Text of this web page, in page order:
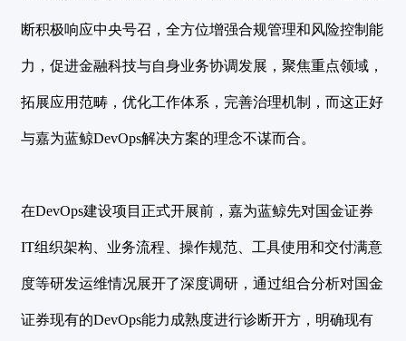
断积极响应中央号召，全方位增强合规管理和风险控制能
力，促进金融科技与自身业务协调发展，聚焦重点领域，
拓展应用范畴，优化工作体系，完善治理机制，而这正好
与嘉为蓝鲸DevOps解决方案的理念不谋而合。
在DevOps建设项目正式开展前，嘉为蓝鲸先对国金证券
IT组织架构、业务流程、操作规范、工具使用和交付满意
度等研发运维情况展开了深度调研，通过组合分析对国金
证券现有的DevOps能力成熟度进行诊断开方，明确现有